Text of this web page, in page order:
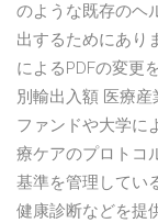
のような既存のヘ
出するためにあり
によるPDFの変更
別輸出入額 医療
ファンドや大学に
療ケアのプロトコ
基準を管理してい
健康診断などを提